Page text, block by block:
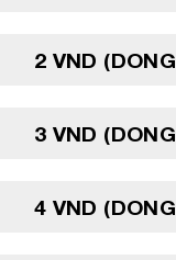
2 VND
3 VND
4 VND